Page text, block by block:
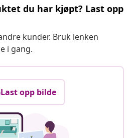
du har kjøpt? Last opp
kunder. Bruk lenken
i gang.
Last opp bilde